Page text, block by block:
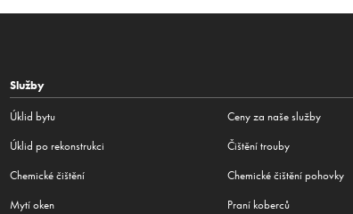
Služby
Úklid bytu
Úklid po rekonstrukci
Сhemické čištění
Mytí oken
Ceny za naše služby
Čištění trouby
Chemické čištění pohovky
Praní koberců